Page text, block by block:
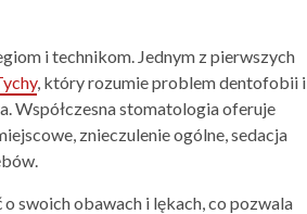
i technikom. Jednym z pierwszych
, który rozumie problem dentofobii i
Współczesna stomatologia oferuje
znieczulenie ogólne, sedacja
swoich obawach i lękach, co pozwala